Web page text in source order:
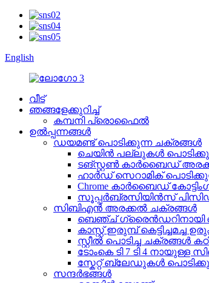
English
വീട്
ഞങ്ങളേക്കുറിച്ച്
കമ്പനി പ്രൊഫൈൽ
ഉൽപ്പന്നങ്ങൾ
ഡയമണ്ട് പൊടിക്കുന്ന ചക്രങ്ങൾ
ചെയിൻ പല്ലുകൾ
ടങ്സ്റ്റൺ കാർബൈഡ്
ഹാർഡ് സെറാമിക്
Chrome കാർബൈഡ്
സൂപ്പർബ്രസിയിൻസ്
സിബിഎൻ അരക്കൽ ചക്രങ്ങൾ
ബെഞ്ച് ഗ്രൈൻഡറിനായി
കാസ്റ്റ് ഇരുമ്പ്
സ്റ്റീൽ പൊടിച്ച ചക്രങ്ങൾ
ടോംകെ ടി 7 ടി 4 നായുള്ള
സ്കേറ്റ് ബ്ലേഡുകൾ
സന്ദർഭങ്ങൾ